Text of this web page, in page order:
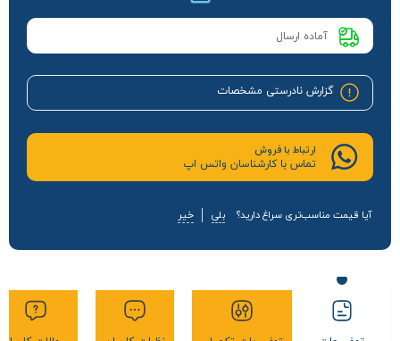
آماده ارسال
گزارش نادرستی مشخصات
ارتباط با فروش
تماس با کارشناسان واتس اپ
آیا قیمت مناسب‌تری سراغ دارید؟ بلی خیر